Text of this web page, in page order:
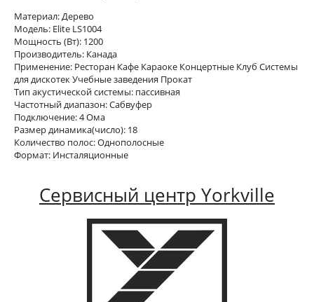
Материал: Дерево
Модель: Elite LS1004
Мощность (Вт): 1200
Производитель: Канада
Применение: Ресторан Кафе Караоке Концертные Клуб Системы
для дискотек Учебные заведения Прокат
Тип акустической системы: пассивная
Частотный диапазон: Сабвуфер
Подключение: 4 Ома
Размер динамика(число): 18
Количество полос: Однополосные
Формат: Инсталяционные
Сервисный центр Yorkville